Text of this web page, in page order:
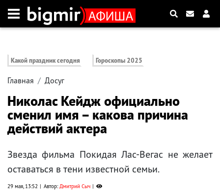
Какой праздник сегодня Гороскопы 2025
Главная Досуг
Николас Кейдж официально
сменил имя – какова причина
действий актера
Звезда фильма Покидая Лас-Вегас не желает
оставаться в тени известной семьи.
29 мая, 13:52 Автор:Дмитрий Сыч